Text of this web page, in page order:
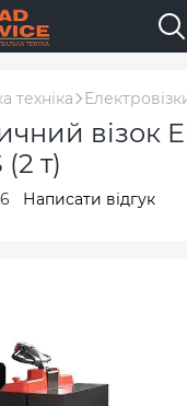
техніка
візок
т)
Написати відгук